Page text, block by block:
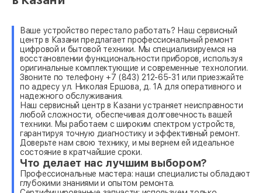
Ваше устройство перестало работать? Наш сервисный
центр в Казани предлагает профессиональный ремонт
цифровой и бытовой техники. Мы специализируемся на
восстановлении функциональности приборов, используя
оригинальные комплектующие и современные технологии.
Звоните по телефону +7 (843) 212-65-31 или приезжайте
по адресу ул. Николая Ершова, д. 1А для оперативного и
надежного обслуживания.
Наш сервисный центр в Казани устраняет неисправности
любой сложности, обеспечивая долговечность вашей
техники. Мы работаем с широким спектром устройств,
гарантируя точную диагностику и эффективный ремонт.
Доверьте нам свою технику, и мы вернем ей идеальное
состояние в кратчайшие сроки.
Что делает нас лучшим выбором?
Профессиональные мастера: наши специалисты обладают
глубокими знаниями и опытом ремонта.